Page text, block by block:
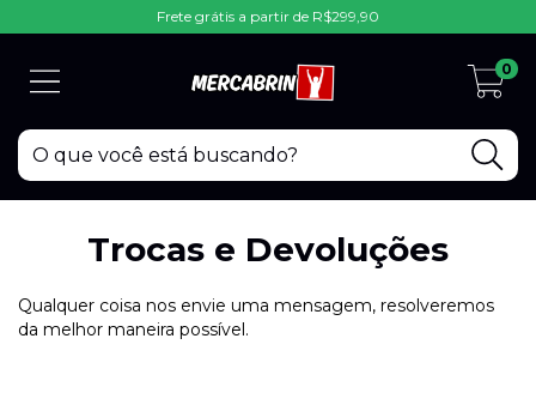
Frete grátis a partir de R$299,90
0
Trocas e Devoluções
Qualquer coisa nos envie uma mensagem, resolveremos
da melhor maneira possível.